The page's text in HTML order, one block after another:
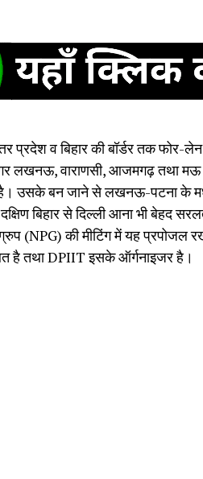
प्रदेश व बिहार की बॉर्डर तक फोर-
लखनऊ, वाराणसी, आजमगढ़ तथा मऊ
उसके बन जाने से लखनऊ-पटना के
दक्षिण बिहार से दिल्ली आना भी बेहद
(NPG) की मीटिंग में यह प्रपोजल
है तथा DPIIT इसके ऑर्गनाइजर है।